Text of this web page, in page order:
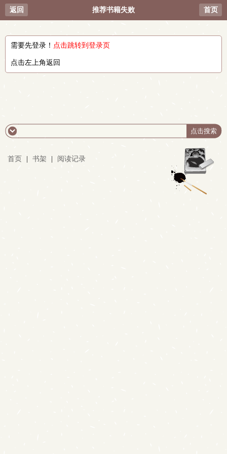
返回 推荐书籍失败 首页
需要先登录！ 点击跳转到登录页
点击左上角返回
首页 书架 阅读记录